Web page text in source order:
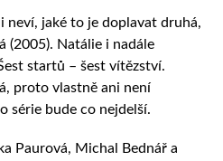
neví, jaké to je doplavat druhá,
(2005). Natálie i nadále
startů – šest vítězství.
proto vlastně ani není
série bude co nejdelší.
Paurová, Michal Bednář a